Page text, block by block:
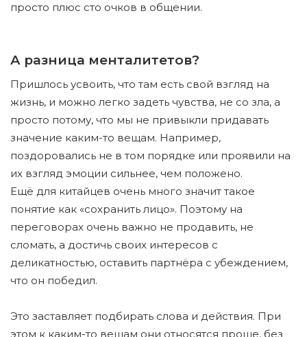
просто плюс сто очков в общении.
А разница менталитетов?
Пришлось усвоить, что там есть свой взгляд на
жизнь, и можно легко задеть чувства, не со зла, а
просто потому, что мы не привыкли придавать
значение каким-то вещам. Например,
поздоровались не в том порядке или проявили на
их взгляд эмоции сильнее, чем положено.
Ещё для китайцев очень много значит такое
понятие как «сохранить лицо». Поэтому на
переговорах очень важно не продавить, не
сломать, а достичь своих интересов с
деликатностью, оставить партнёра с убеждением,
что он победил.
Это заставляет подбирать слова и действия. При
этом к каким-то вещам они относятся проще, без